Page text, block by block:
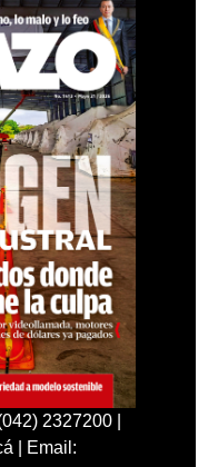
2327200 |
| Email: